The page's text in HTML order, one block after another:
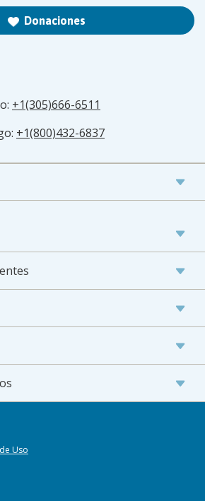
Donaciones
+1(305)666-6511
+1(800)432-6837
Uso